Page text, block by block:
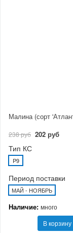
Малина (сорт
238 руб 202 руб
Тип КС
P9
Период поставки
МАЙ - НОЯБРЬ
Наличие: много
В корзину